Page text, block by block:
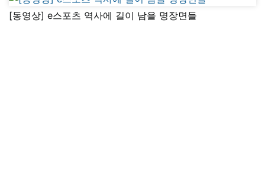
[동영상] e스포츠 역사에 길이 남을 명장면들